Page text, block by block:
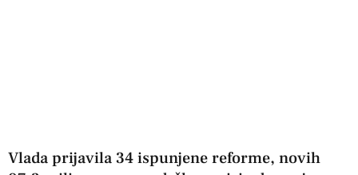
Vlada prijavila 34 ispunjene reforme, novih